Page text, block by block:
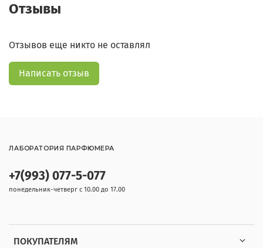
Отзывы
Отзывов еще никто не оставлял
Написать отзыв
ПОКУПАТЕЛЯМ
+7(993) 077-5-077
понедельник-четверг с 10.00 до 17.00
ЛАБОРАТОРИЯ ПАРФЮМЕРА